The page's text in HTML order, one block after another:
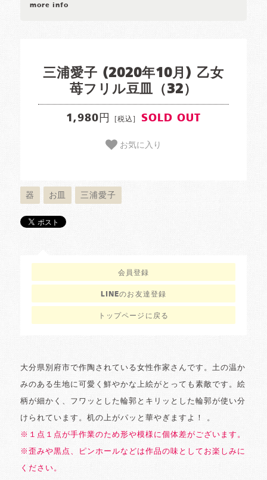
more info
三浦愛子 (2020年10月) 乙女
苺フリル豆皿（32）
1,980円 [税込] SOLD OUT
お気に入り
器 お皿 三浦愛子
会員登録
LINEのお友達登録
トップページに戻る
大分県別府市で作陶されている女性作家さんです。土の温か
みのある生地に可愛く鮮やかな上絵がとっても素敵です。絵
柄が細かく、フワッとした輪郭とキリッとした輪郭が使い分
けられています。机の上がパッと華やぎますよ！ 。
※１点１点が手作業のため形や模様に個体差がございます。
※歪みや黒点、ピンホールなどは作品の味としてお楽しみに
ください。